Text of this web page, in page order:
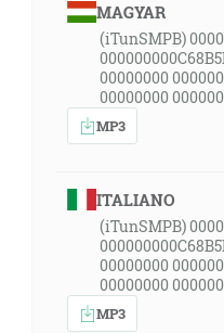
MAGYAR
(iTunSMPB)
00000000
00000000
MP3
ITALIANO
(iTunSMPB)
00000000
00000000
MP3